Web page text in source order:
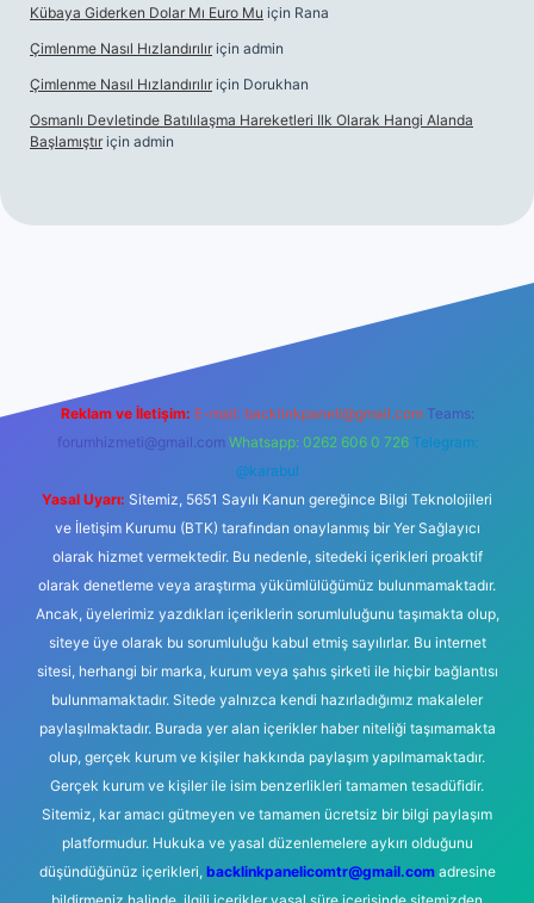
Kübaya Giderken Dolar Mı Euro Mu için Rana
Çimlenme Nasıl Hızlandırılır için admin
Çimlenme Nasıl Hızlandırılır için Dorukhan
Osmanlı Devletinde Batılılaşma Hareketleri Ilk Olarak Hangi Alanda
Başlamıştır için admin
Reklam ve İletişim: E-mail: backlinkpaneli@gmail.com Teams:
forumhizmeti@gmail.com Whatsapp: 0262 606 0 726 Telegram:
@karabul
Yasal Uyarı: Sitemiz, 5651 Sayılı Kanun gereğince Bilgi Teknolojileri
ve İletişim Kurumu (BTK) tarafından onaylanmış bir Yer Sağlayıcı
olarak hizmet vermektedir. Bu nedenle, sitedeki içerikleri proaktif
olarak denetleme veya araştırma yükümlülüğümüz bulunmamaktadır.
Ancak, üyelerimiz yazdıkları içeriklerin sorumluluğunu taşımakta olup,
siteye üye olarak bu sorumluluğu kabul etmiş sayılırlar. Bu internet
sitesi, herhangi bir marka, kurum veya şahıs şirketi ile hiçbir bağlantısı
bulunmamaktadır. Sitede yalnızca kendi hazırladığımız makaleler
paylaşılmaktadır. Burada yer alan içerikler haber niteliği taşımamakta
olup, gerçek kurum ve kişiler hakkında paylaşım yapılmamaktadır.
Gerçek kurum ve kişiler ile isim benzerlikleri tamamen tesadüfidir.
Sitemiz, kar amacı gütmeyen ve tamamen ücretsiz bir bilgi paylaşım
platformudur. Hukuka ve yasal düzenlemelere aykırı olduğunu
düşündüğünüz içerikleri, backlinkpanelicomtr@gmail.comadresine